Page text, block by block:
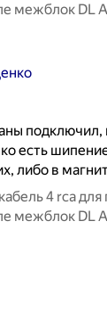
межблок DL
подключил,
есть
либо в
4 rca для
межблок DL